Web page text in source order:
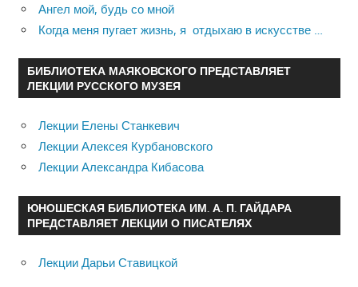
Ангел мой, будь со мной
Когда меня пугает жизнь, я отдыхаю в искусстве …
БИБЛИОТЕКА МАЯКОВСКОГО ПРЕДСТАВЛЯЕТ
ЛЕКЦИИ РУССКОГО МУЗЕЯ
Лекции Елены Станкевич
Лекции Алексея Курбановского
Лекции Александра Кибасова
ЮНОШЕСКАЯ БИБЛИОТЕКА ИМ. А. П. ГАЙДАРА
ПРЕДСТАВЛЯЕТ ЛЕКЦИИ О ПИСАТЕЛЯХ
Лекции Дарьи Ставицкой